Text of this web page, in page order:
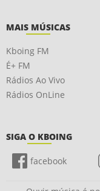
MAIS MÚSICAS
Kboing FM
É+ FM
Rádios Ao Vivo
Rádios OnLine
SIGA O KBOING
facebook